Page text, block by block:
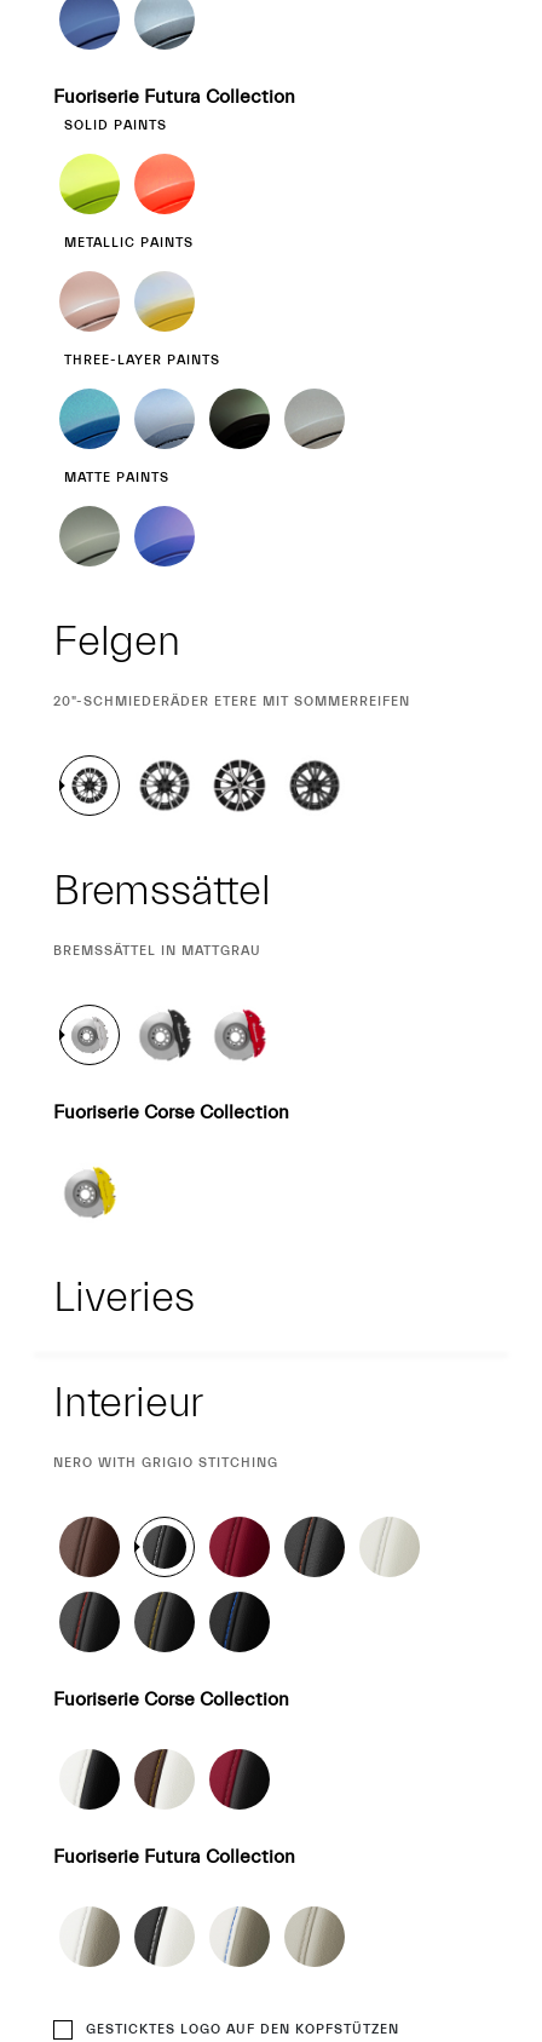
Fuoriserie Futura Collection
SOLID PAINTS
METALLIC PAINTS
THREE-LAYER PAINTS
MATTE PAINTS
Felgen
CURRENT
20"-SCHMIEDERÄDER ETERE MIT SOMMERREIFEN
Bremssättel
CURRENT
BREMSSÄTTEL IN MATTGRAU
Fuoriserie Corse Collection
Liveries
Interieur
Interieur
CURRENT
NERO WITH GRIGIO STITCHING
Fuoriserie Corse Collection
Fuoriserie Futura Collection
GESTICKTES LOGO AUF DEN KOPFSTÜTZEN